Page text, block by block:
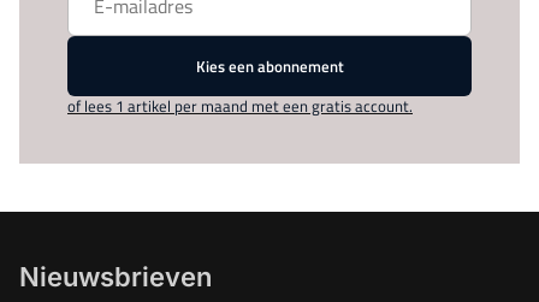
Kies een abonnement
of lees 1 artikel per maand met een gratis account.
Nieuwsbrieven